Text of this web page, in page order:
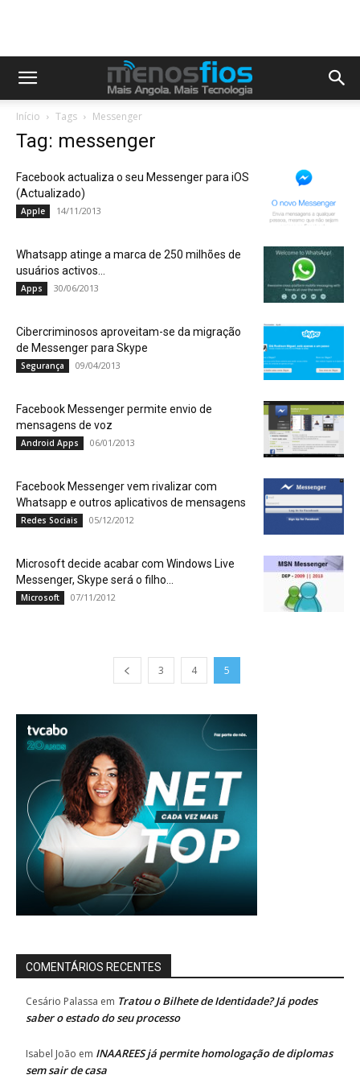
Início Tags Messenger
Tag: messenger
Facebook actualiza o seu Messenger para iOS
(Actualizado)
Apple 14/11/2013
Whatsapp atinge a marca de 250 milhões de
usuários activos…
Apps 30/06/2013
Cibercriminosos aproveitam-se da migração
de Messenger para Skype
Segurança 09/04/2013
Facebook Messenger permite envio de
mensagens de voz
Android Apps 06/01/2013
Facebook Messenger vem rivalizar com
Whatsapp e outros aplicativos de mensagens
Redes Sociais 05/12/2012
Microsoft decide acabar com Windows Live
Messenger, Skype será o filho...
Microsoft 07/11/2012
3 4 5
COMENTÁRIOS RECENTES
Cesário Palassa em Tratou o Bilhete de Identidade? Já podes
saber o estado do seu processo
Isabel João em INAAREES já permite homologação de diplomas
sem sair de casa